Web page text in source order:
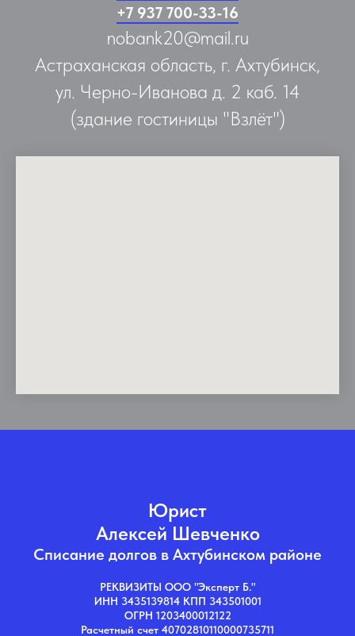
+7 937 700-33-16
nobank20@mail.ru
Астраханская область, г. Ахтубинск,
ул. Черно-Иванова д. 2 каб. 14
(здание гостиницы "Взлёт")
Юрист
Алексей Шевченко
Списание долгов в Ахтубинском районе
РЕКВИЗИТЫ ООО "Эксперт Б."
ИНН 3435139814 КПП 343501001
ОГРН 1203400012122
Расчетный счет 40702810110000735711